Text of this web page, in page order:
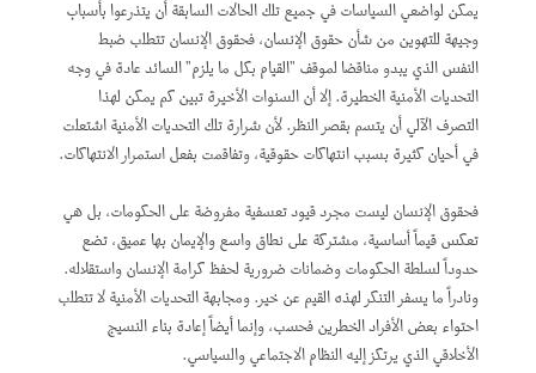
يمكن لواضعي السياسات في جميع تلك الحالات السابقة أن يتذرعوا بأسباب
وجيهة للتهوين من شأن حقوق الإنسان، فحقوق الإنسان تتطلب ضبط
النفس الذي يبدو مناقضا لموقف "القيام بكل ما يلزم" السائد عادة في وجه
التحديات الأمنية الخطيرة. إلا أن السنوات الأخيرة تبين كم يمكن لهذا
التصرف الآلي أن يتسم بقصر النظر. لأن شرارة تلك التحديات الأمنية اشتعلت
في أحيان كثيرة بسبب انتهاكات حقوقية، وتفاقمت بفعل استمرار الانتهاكات.
فحقوق الإنسان ليست مجرد قيود تعسفية مفروضة على الحكومات، بل هي
تعكس قيماً أساسية، مشتركة على نطاق واسع والإيمان بها عميق، تضع
حدوداً لسلطة الحكومات وضمانات ضرورية لحفظ كرامة الإنسان واستقلاله.
ونادراً ما يسفر التنكر لهذه القيم عن خير. ومجابهة التحديات الأمنية لا تتطلب
احتواء بعض الأفراد الخطرين فحسب، وإنما أيضاً إعادة بناء النسيج
الأخلاقي الذي يرتكز إليه النظام الاجتماعي والسياسي.